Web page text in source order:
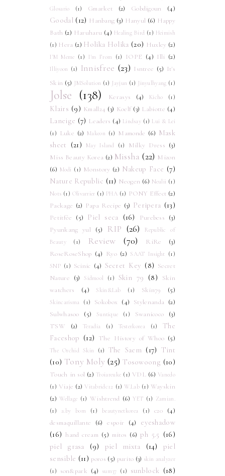
Glosario
(1) Gmarket (2) Gobdigoun (4)
Goodal (12) Hanbang (3) Hanyul (6) Happy
Bath (2) Haruharu (4) Healing Bird (1) Heimish
(1) Hera (2) Holika Holika (20) Huxley (2)
I'M Meme (1) I'm From (1) IOPE (4) Illi (2)
Illiyoon (1) Innisfree (23) Isntree (5) It's
Skin (5) JMSolution (1) Jayjun (1) Jinyulhyang (1)
Jolse (138) Kerasys (4) Kicho (1)
Klairs (9) Kmall24 (3) Koelf (3) Labiotte (4)
Laneige (7) Leaders (4) Lindsay (1) Lui & Lei
(1)
Luke (2) Makeon (1) Mamonde (6) Mask
sheet
(21) May Island (1) Milky Dress (3)
Miss Beauty Korea (2) Missha (22) Mizon
(6) Modi (1) Monstory (2) Nakeup Face (7)
Nature Republic (11) Neogen (6) Neulii (1)
Nots (1) Olivarrier (1) PHA (1) PONY Effect (2)
Package (2) Papa Recipe (3) Peripera (13)
Petitfée (5) Piel seca (16) Purebess
(3)
Pyunkang yul
(5) RIP (26)
Republic of
Beauty
(1) Review (70) RiRe
(3)
RoseRoseShop (4) Ryo (2) SAAT Insight
(1)
SNP (1) Scinic (4) Secret Key (8) Secret
Nature
(3) Sidmool (1) Skin 79 (8)
Skin
watchers
(4) Skin&Lab (1) Skin79 (5)
Skincarisma (1) Sokobox (4) Stylenanda
(2)
Sulwhasoo
(5) Suntique (1) Swanicoco
(3)
TSW
(2) Teradia (1) Testerkorea (1)
The
Faceshop (12) The History of Whoo (5)
The Orchid Skin (1) The Saem (17) Tint
(10) Tony Moly (25) Tosowoong (10)
Touch in sol (2) Troiareuke (1) VDL (6) Vanedo
(1) Viaje (2) Vitabridc12 (1) W.Lab (1) Wayskin
(2) Wellage (1) Wishtrend (6) YET (1) Zamian.
(1)
a.by bom (1) beautynetkorea (1) c20
(4)
desmaquillante
(6) espoir (4)
eyeshadow
(16) hand cream (5) mitos (6) ph 5.5 (16)
piel grasa
(9) piel mixta (14)
piel
sensible (11) poros (5) purito (3) skin analyzer
(1)
son&park (4) sum37 (1) sunblock (18)